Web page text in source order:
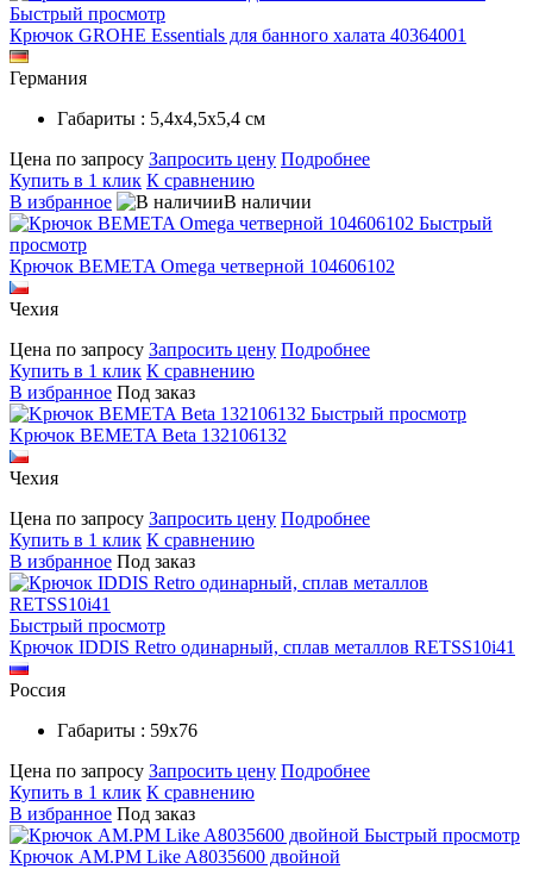
Быстрый просмотр
Крючок GROHE Essentials для банного халата 40364001
Германия
Габариты : 5,4x4,5x5,4 см
Цена по запросу Запросить цену Подробнее
Купить в 1 клик К сравнению
В избранное
В наличии
Быстрый
просмотр
Крючок BEMETA Omega четверной 104606102
Чехия
Цена по запросу Запросить цену Подробнее
Купить в 1 клик К сравнению
В избранное Под заказ
Быстрый просмотр
Kрючок BEMETA Beta 132106132
Чехия
Цена по запросу Запросить цену Подробнее
Купить в 1 клик К сравнению
В избранное Под заказ
Быстрый просмотр
Крючок IDDIS Retro одинарный, сплав металлов RETSS10i41
Россия
Габариты : 59х76
Цена по запросу Запросить цену Подробнее
Купить в 1 клик К сравнению
В избранное Под заказ
Быстрый просмотр
Крючок AM.PM Like A8035600 двойной